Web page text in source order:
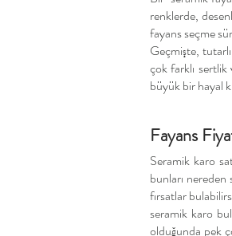
renklerde,
fayans seçme
Geçmişte,
çok farklı sertlik
büyük bir hayal
Fayans
Seramik karo
bunları nereden
fırsatlar
seramik karo
olduğunda pek